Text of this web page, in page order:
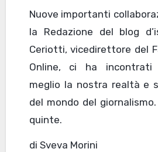
Nuove importanti collaborazioni in vista per
la Redazione del blog
Ceriotti, vicedirettore del
Online, ci ha incontrati
meglio la nostra realtà e
del mondo del
quinte.
di Sveva Morini